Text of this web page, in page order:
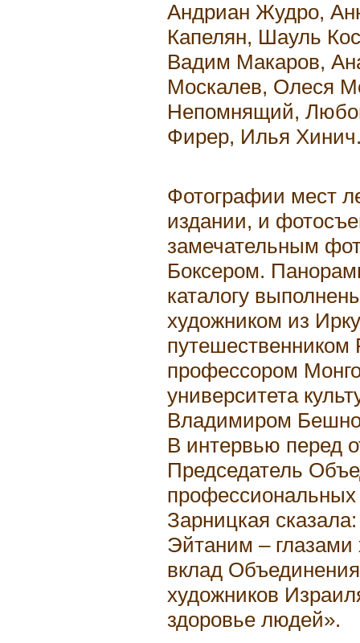
Андриан Жудро,
Капелян, Шауль
Вадим Макаров,
Москалев, Олеся
Непомнящий,
Фирер, Илья
Фотографии мест
издании, и
замечательным
Боксером.
каталогу
художником из
профессором
университета
Владимиром
В интервью перед
Председатель
Зарницкая
Эйтаним – глазами
вклад
художников
здоровье людей».